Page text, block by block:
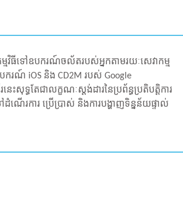
វិធីទៅឧបករណ៍ចល័តរបស់អ្នកតាមរយៈសេវាកម្ម
រណ៍ iOS និង CD2M របស់ Google
ទ្ធតែជាលក្ខណៈស្តង់ដារនៃប្រព័ន្ធប្រតិបត្តិការ
ការ ប្រើប្រាស់ និងការបង្ហាញទិន្នន័យផ្ទាល់